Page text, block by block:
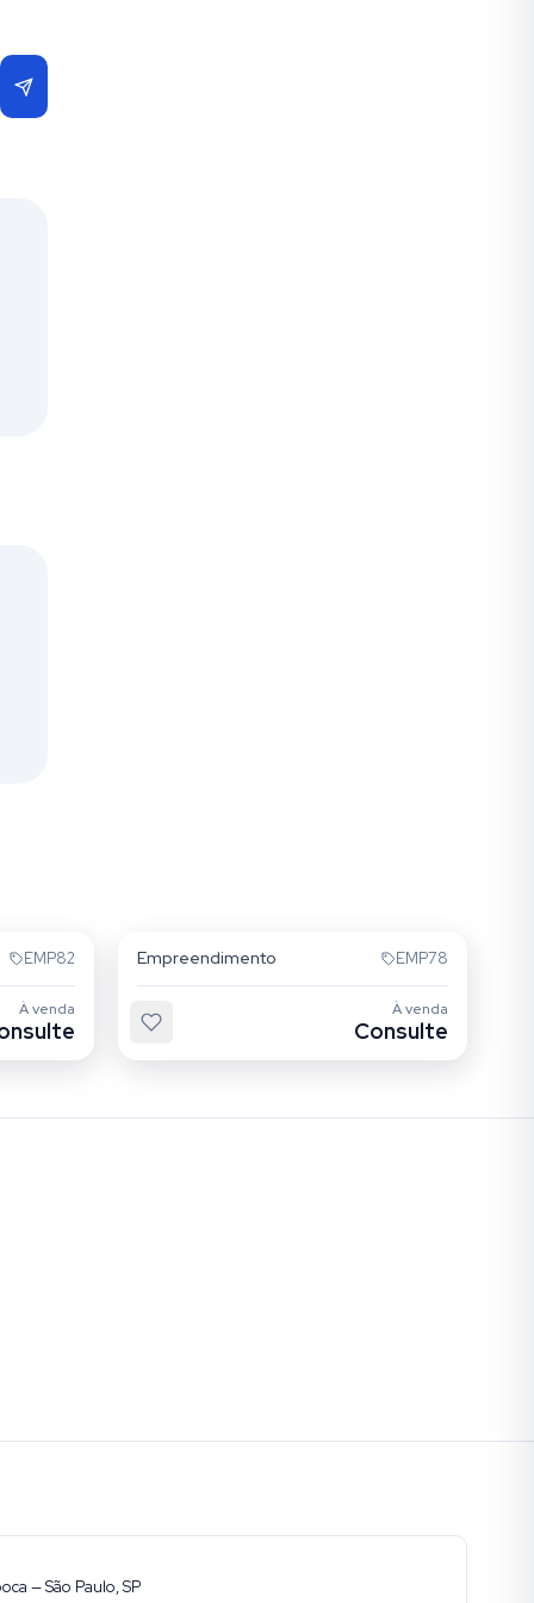
EMP82
À venda
Empreendimento EMP78
À venda
Consulte
— São Paulo, SP